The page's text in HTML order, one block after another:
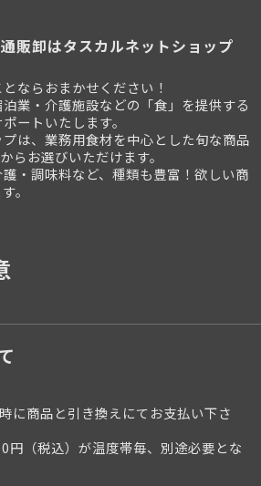
販卸はタスカルネットショップ
ならおまかせください！
業・介護施設などの「食」を提供する
ートいたします。
は、業務用食材を中心とした旬な商品
らお選びいただけます。
・調味料など、種類も豊富！欲しい商
。
に商品と引き換えにてお支払い下さ
（税込）が温度帯毎、別途必要とな